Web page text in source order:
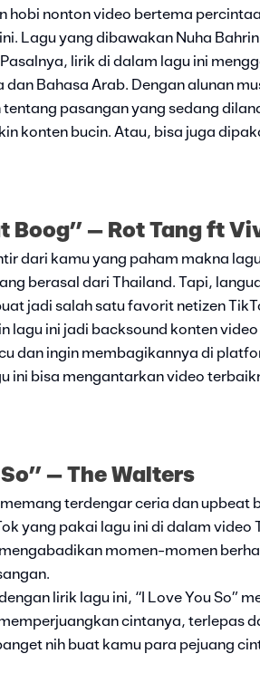
hobi nonton video bertema
Lagu yang dibawakan Nuha
lirik di dalam lagu ini
Bahasa Arab. Dengan alunan
pasangan yang sedang
konten bucin. Atau, bisa juga
Boog” – Rot Tang ft
dari kamu yang paham makna
berasal dari Thailand. Tapi,
jadi salah satu favorit netizen
lagu ini jadi backsound konten
dan ingin membagikannya di
ini bisa mengantarkan video
– The Walters
terdengar ceria dan upbeat
yang pakai lagu ini di dalam video
momen-momen
lirik lagu ini, “I Love You So”
cintanya, terlepas
nih buat kamu para pejuang